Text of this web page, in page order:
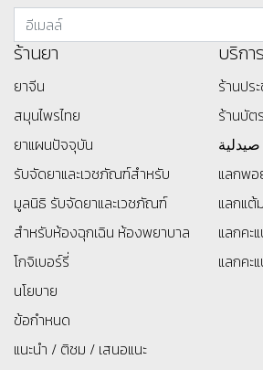
ร้านยา
ยาจีน
สมุนไพรไทย
ยาแผนปัจจุบัน
รับจัดยาและเวชภัณฑ์สำหรับ
มูลนิธิ รับจัดยาและเวชภัณฑ์
สำหรับห้องฉุกเฉิน ห้องพยาบาล
โกจิเบอร์รี่
นโยบาย
ข้อกำหนด
แนะนำ / ติชม / เสนอแนะ
บริการ
ร้านปร
ร้านบัต
صيدلية
แลกพ
แลกแต้
แลกคะ
แลกคะ